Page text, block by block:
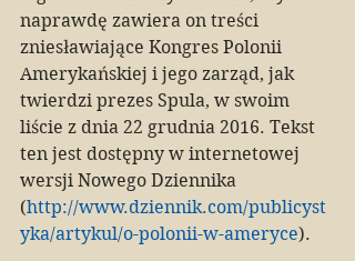
naprawdę zawiera on treści
zniesławiające Kongres Polonii
Amerykańskiej i jego zarząd, jak
twierdzi prezes Spula, w swoim
liście z dnia 22 grudnia 2016. Tekst
ten jest dostępny w internetowej
wersji Nowego Dziennika
(http://www.dziennik.com/publicyst
yka/artykul/o-polonii-w-ameryce).